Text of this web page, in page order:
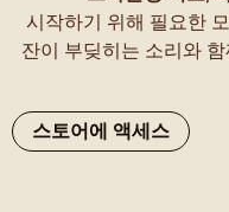
시작하기 위해 필요한
잔이 부딪히는 소리와 함
스토어에 액세스